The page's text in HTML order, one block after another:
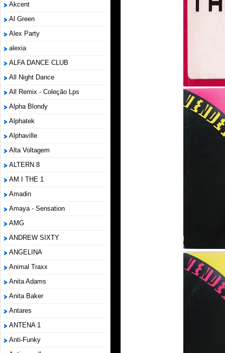
Akcent
Al Green
Alex Party
alexia
ALFA DANCE CLUB
All Night Dance
All Remix - Coleção Lps
Alpha Blondy
Alphatek
Alphaville
Alta Voltagem
ALTERN 8
AM I THE 1
Amadin
Amaya - Sensation
AMG
ANDREW SIXTY
ANGELINA
Animal Traxx
Anita Adams
Anita Baker
Antares
ANTENA 1
Anti-Funky